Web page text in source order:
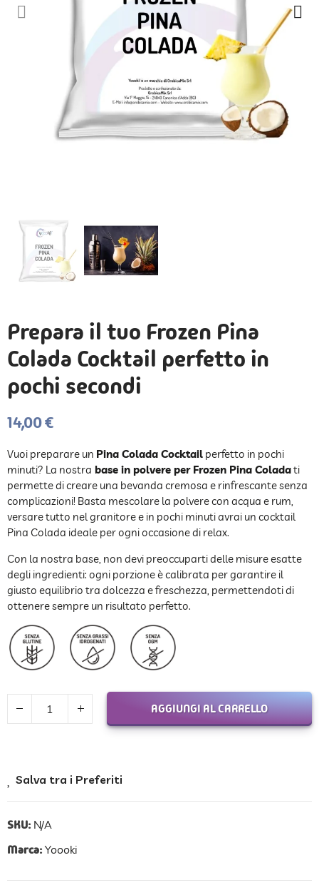
Prepara il tuo Frozen Pina
Colada Cocktail perfetto in
pochi secondi
14,00 €
Vuoi preparare un Pina Colada Cocktail perfetto in pochi
minuti? La nostra base in polvere per Frozen Pina Coladati
permette di creare una bevanda cremosa e rinfrescante senza
complicazioni! Basta mescolare la polvere con acqua e rum,
versare tutto nel granitore e in pochi minuti avrai un cocktail
Pina Colada ideale per ogni occasione di relax.
Con la nostra base, non devi preoccuparti delle misure esatte
degli ingredienti: ogni porzione è calibrata per garantire il
giusto equilibrio tra dolcezza e freschezza, permettendoti di
ottenere sempre un risultato perfetto.
AGGIUNGI AL CARRELLO
Salva tra i Preferiti
SKU: N/A
Marca: Yoooki